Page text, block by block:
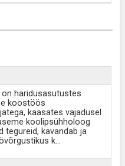
haridusasutustes
koostöös
kaasates vajadusel
koolipsühholoog
tegureid, kavandab ja
k...